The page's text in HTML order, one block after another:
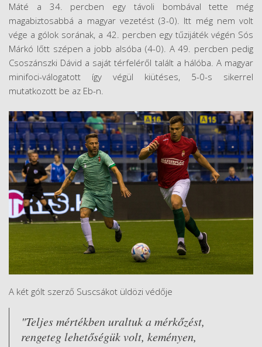
Máté a 34. percben egy távoli bombával tette még
magabiztosabbá a magyar vezetést (3-0). Itt még nem volt
vége a gólok sorának, a 42. percben egy tűzijáték végén Sós
Márkó lőtt szépen a jobb alsóba (4-0). A 49. percben pedig
Csoszánszki Dávid a saját térfeléről talált a hálóba. A magyar
minifoci-válogatott így végül kiütéses, 5-0-s sikerrel
mutatkozott be az Eb-n.
A két gólt szerző Suscsákot üldözi védője
"Teljes mértékben uraltuk a mérkőzést,
rengeteg lehetőségük volt, keményen,